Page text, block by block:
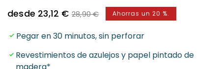
Precio
venta
desde 23,12 € Precio
28,90 € Ahorras un 20 %.
Pegar en 30 minutos, sin perforar
Revestimientos de azulejos y papel pintado de